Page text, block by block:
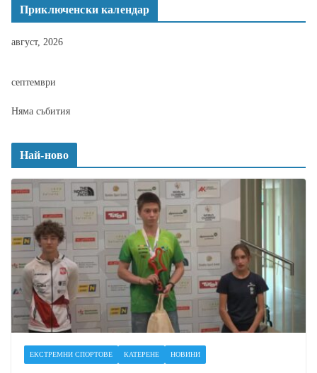
Приключенски календар
август, 2026
септември
Няма събития
Най-ново
ЕКСТРЕМНИ СПОРТОВЕ КАТЕРЕНЕ НОВИНИ